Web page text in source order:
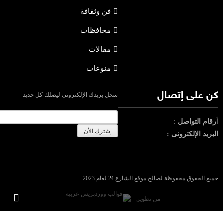
فن وثقافة
محافظات
مقالات
منوعات
كن على إتصال
رقام التواصل :
البريد الإلكترونى :
سجل بريدك الإلكتروني ليصلك كل جديد
جميع الحقوق محفوظة لصالح موقع الشارع 24 لعام 2023
من تطوير: